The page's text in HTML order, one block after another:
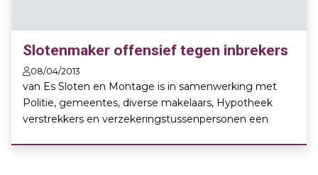
Slotenmaker offensief tegen inbrekers
08/04/2013
van Es Sloten en Montage is in samenwerking met
Politie, gemeentes, diverse makelaars, Hypotheek
verstrekkers en verzekeringstussenpersonen een